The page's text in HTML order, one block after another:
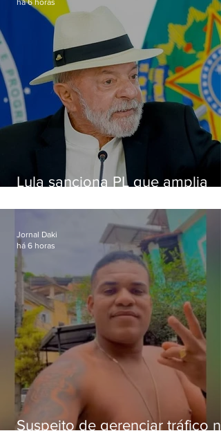
Lula sanciona PL que amplia
crianças
há 6 horas
Suspeito de gerenciar tráfico na
Jornal Daki
há 6 horas